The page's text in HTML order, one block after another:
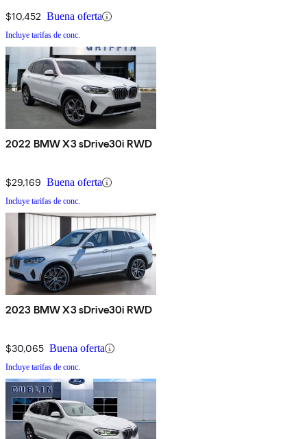
$10,452 Buena oferta
Incluye tarifas de conc.
2022 BMW X3 sDrive30i RWD
$29,169 Buena oferta
Incluye tarifas de conc.
2023 BMW X3 sDrive30i RWD
$30,065 Buena oferta
Incluye tarifas de conc.